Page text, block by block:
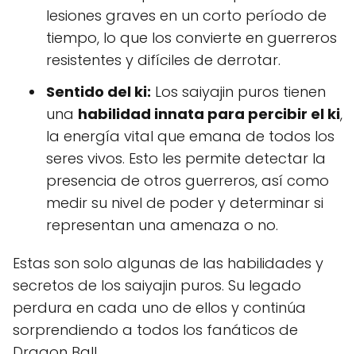
lesiones graves en un corto período de
tiempo, lo que los convierte en guerreros
resistentes y difíciles de derrotar.
Sentido del ki: Los saiyajin puros tienen
una habilidad innata para percibir el ki,
la energía vital que emana de todos los
seres vivos. Esto les permite detectar la
presencia de otros guerreros, así como
medir su nivel de poder y determinar si
representan una amenaza o no.
Estas son solo algunas de las habilidades y
secretos de los saiyajin puros. Su legado
perdura en cada uno de ellos y continúa
sorprendiendo a todos los fanáticos de